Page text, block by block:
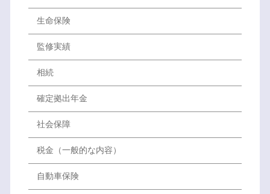
生命保険
監修実績
相続
確定拠出年金
社会保障
税金（一般的な内容）
自動車保険